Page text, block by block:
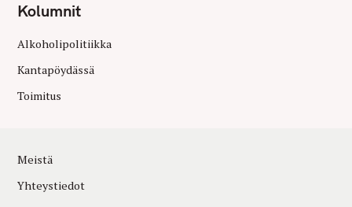
Kolumnit
Alkoholipolitiikka
Kantapöydässä
Toimitus
Meistä
Yhteystiedot